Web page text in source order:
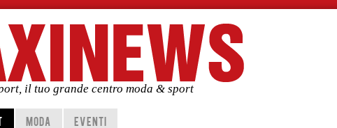
il tuo grande centro moda & sport
principale
MODA EVENTI